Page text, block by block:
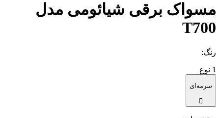
مسواک برقی شیائومی مدل
T700
رنگ:
1 نوع
سرمه‌ای